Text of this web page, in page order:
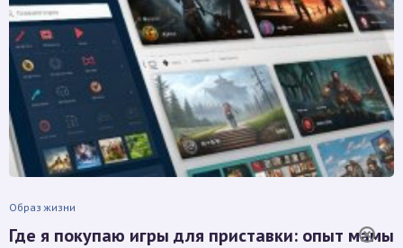
Образ жизни
Где я покупаю игры для приставки: опыт мамы